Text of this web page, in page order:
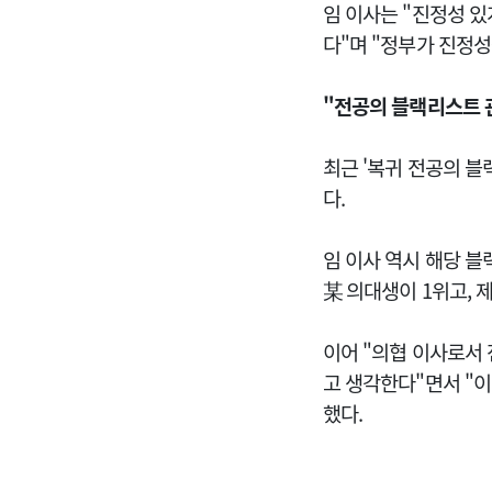
임 이사는 "진정성
다"며 "정부가 진정
"전공의 블랙리스트
최근 '복귀 전공의
다.
임 이사 역시 해당
某 의대생이 1위고,
이어 "의협 이사로서
고 생각한다"면서 "
했다.